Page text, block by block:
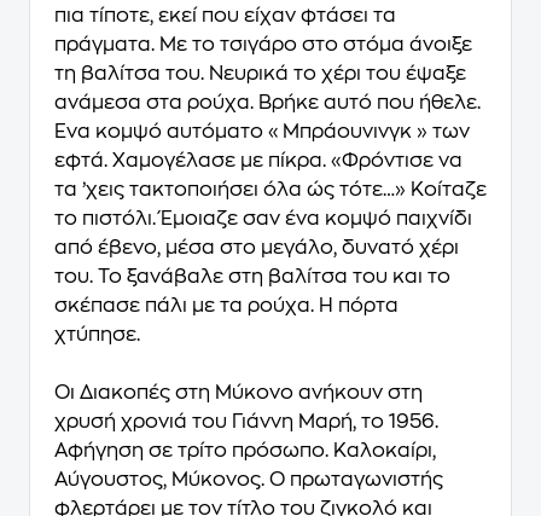
πια τίποτε, εκεί που είχαν φτάσει τα
πράγματα. Με το τσιγάρο στο στόμα άνοιξε
τη βαλίτσα του. Νευρικά το χέρι του έψαξε
ανάμεσα στα ρούχα. Βρήκε αυτό που ήθελε.
Ένα κομψό αυτόματο «Μπράουνινγκ » των
εφτά. Χαμογέλασε με πίκρα. «Φρόντισε να
τα ’χεις τακτοποιήσει όλα ώς τότε…» Κοίταζε
το πιστόλι. Έμοιαζε σαν ένα κομψό παιχνίδι
από έβενο, μέσα στο μεγάλο, δυνατό χέρι
του. Το ξανάβαλε στη βαλίτσα του και το
σκέπασε πάλι με τα ρούχα. Η πόρτα
χτύπησε.
Οι Διακοπές στη Μύκονο ανήκουν στη
χρυσή χρονιά του Γιάννη Μαρή, το 1956.
Αφήγηση σε τρίτο πρόσωπο. Καλοκαίρι,
Αύγουστος, Μύκονος. Ο πρωταγωνιστής
φλερτάρει με τον τίτλο του ζιγκολό και